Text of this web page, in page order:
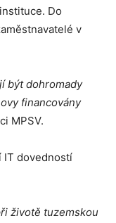
Do
v
být dohromady
financovány
MPSV.
IT dovedností
životě tuzemskou